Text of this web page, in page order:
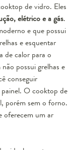
de vidro. Eles
elétrico e a gás.
e que possui
e esquentar
de calor para o
possui grelhas e
conseguir
O cooktop de
porém sem o forno.
oferecem umar